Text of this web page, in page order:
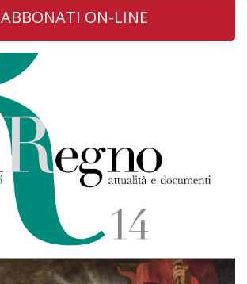
ABBONATI ON-LINE